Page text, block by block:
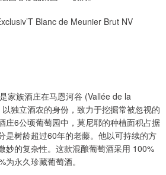
Blanc de Meunier Brut NV
家族酒庄在马恩河谷 (Vallée de la
独立酒农的身份，致力于挖掘常被忽视的
庄6公顷葡萄园中，莫尼耶的种植面积占据
是树龄超过60年的老藤。他以可持续的方
妙的复杂性。这款混酿葡萄酒采用 100%
永久珍藏葡萄酒。